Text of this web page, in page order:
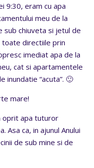
9:30, eram cu apa
meu de la
sub chiuveta si jetul de
toate directiile prin
imediat apa de la
cat si apartamentele
inundatie “acuta”. 🙂
mare!
oprit apa tuturor
Asa ca, in ajunul Anului
de sub mine si de